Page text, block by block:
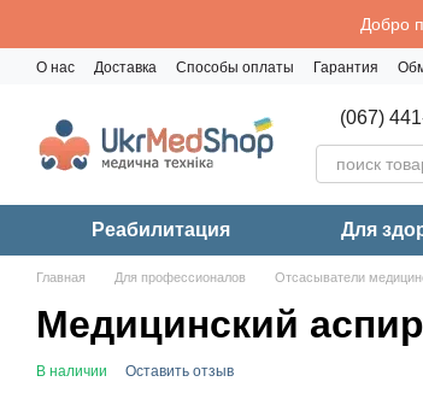
Добро
О нас Доставка Способы оплаты Гарантия
(067)
Реабилитация Для
Главная Для профессионалов Отсасыватели
Медицинский
В наличии Оставить отзыв